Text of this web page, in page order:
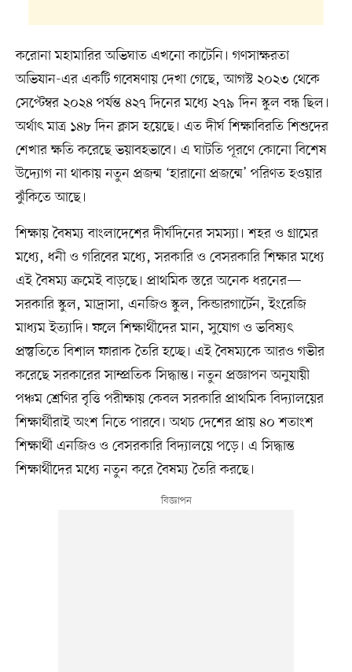
করোনা মহামারির অভিঘাত এখনো কাটেনি। গণসাক্ষরতা
অভিযান-এর একটি গবেষণায় দেখা গেছে, আগস্ট ২০২৩ থেকে
সেপ্টেম্বর ২০২৪ পর্যন্ত ৪২৭ দিনের মধ্যে ২৭৯ দিন স্কুল বন্ধ ছিল।
অর্থাৎ মাত্র ১৪৮ দিন ক্লাস হয়েছে। এত দীর্ঘ শিক্ষাবিরতি শিশুদের
শেখার ক্ষতি করেছে ভয়াবহভাবে। এ ঘাটতি পূরণে কোনো বিশেষ
উদ্যোগ না থাকায় নতুন প্রজন্ম ‘হারানো প্রজন্মে’ পরিণত হওয়ার
ঝুঁকিতে আছে।
শিক্ষায় বৈষম্য বাংলাদেশের দীর্ঘদিনের সমস্যা। শহর ও গ্রামের
মধ্যে, ধনী ও গরিবের মধ্যে, সরকারি ও বেসরকারি শিক্ষার মধ্যে
এই বৈষম্য ক্রমেই বাড়ছে। প্রাথমিক স্তরে অনেক ধরনের—
সরকারি স্কুল, মাদ্রাসা, এনজিও স্কুল, কিন্ডারগার্টেন, ইংরেজি
মাধ্যম ইত্যাদি। ফলে শিক্ষার্থীদের মান, সুযোগ ও ভবিষ্যৎ
প্রস্তুতিতে বিশাল ফারাক তৈরি হচ্ছে। এই বৈষম্যকে আরও গভীর
করেছে সরকারের সাম্প্রতিক সিদ্ধান্ত। নতুন প্রজ্ঞাপন অনুযায়ী
পঞ্চম শ্রেণির বৃত্তি পরীক্ষায় কেবল সরকারি প্রাথমিক বিদ্যালয়ের
শিক্ষার্থীরাই অংশ নিতে পারবে। অথচ দেশের প্রায় ৪০ শতাংশ
শিক্ষার্থী এনজিও ও বেসরকারি বিদ্যালয়ে পড়ে। এ সিদ্ধান্ত
শিক্ষার্থীদের মধ্যে নতুন করে বৈষম্য তৈরি করছে।